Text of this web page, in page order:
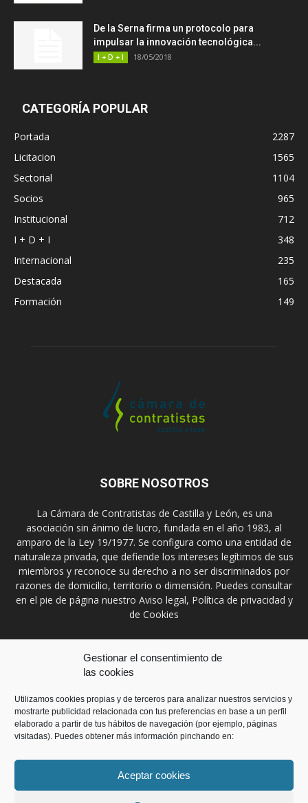
Gestionar el consentimiento de
las cookies
Utilizamos cookies propias y de terceros para analizar nuestros servicios y
mostrarte publicidad relacionada con tus preferencias en base a un perfil
elaborado a partir de tus hábitos de navegación (por ejemplo, páginas
visitadas). Puedes obtener más información pinchando en:
Aceptar cookies
De la Serna firma un protocolo para
impulsar la innovación tecnológica...
I + D + I 18/05/2018
CATEGORÍA POPULAR
Portada
2287
Licitacion
1565
Sectorial
1104
Socios
965
Institucional
712
I + D + I
348
Internacional
235
Destacada
165
Formación
149
SOBRE NOSOTROS
La Cámara de Contratistas de Castilla y León, es una
asociación sin ánimo de lucro, fundada en el año 1983, al
amparo de la Ley 19/1977. Se configura como una entidad de
naturaleza privada, que defiende los intereses legítimos de sus
miembros y reconoce su derecho a no ser discriminados por
razones de domicilio, territorio o dimensión. Puedes consultar
en el pie de página nuestro Aviso legal, Política de privacidad y
de Cookies
Contáctanos:prensa@ccontratistascyl.es
SÍGUENOS